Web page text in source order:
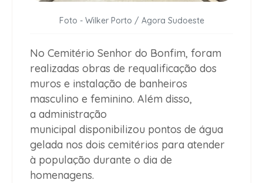
Foto - Wilker Porto / Agora Sudoeste
No Cemitério Senhor do Bonfim, foram
realizadas obras de requalificação dos
muros e instalação de banheiros
masculino e feminino. Além disso,
a administração
municipal disponibilizou pontos de água
gelada nos dois cemitérios para atender
à população durante o dia de
homenagens.